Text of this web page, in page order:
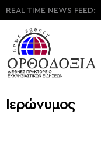
REAL TIME NEWS FEED:
Ιερώνυμος